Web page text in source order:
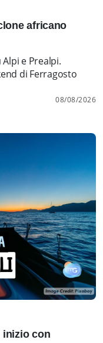
africano
e Prealpi.
di Ferragosto
08/08/2026
inizio con